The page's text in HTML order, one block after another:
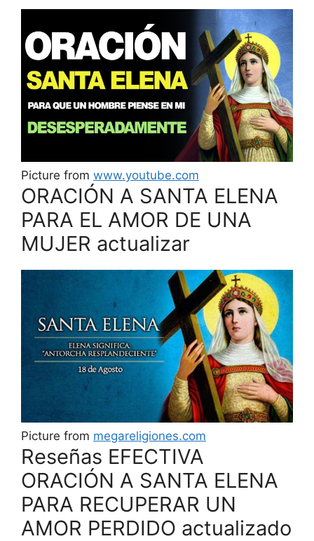
Picture from www.youtube.com
ORACIÓN A SANTA ELENA
PARA EL AMOR DE UNA
MUJER actualizar
Picture from megareligiones.com
Reseñas EFECTIVA
ORACIÓN A SANTA ELENA
PARA RECUPERAR UN
AMOR PERDIDO actualizado